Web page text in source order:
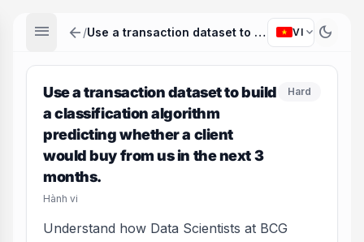
menu arrow_back / Use a transaction dataset to build a classification algorithm predicting whether a client would buy from us in the next 3 months. VI expand_more dark_mode
Use a transaction dataset to build
a classification algorithm
predicting whether a client
would buy from us in the next 3
months.
Hành vi
Hard
Understand how Data Scientists at BCG